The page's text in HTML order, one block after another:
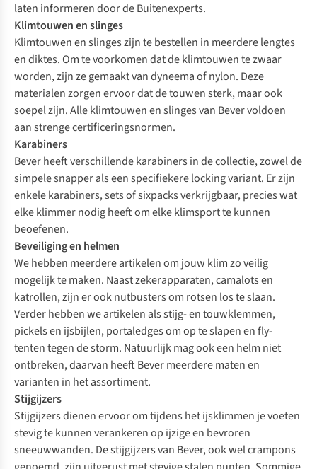
laten informeren door de Buitenexperts.
Klimtouwen en slinges
Klimtouwen en slinges zijn te bestellen in meerdere lengtes
en diktes. Om te voorkomen dat de klimtouwen te zwaar
worden, zijn ze gemaakt van dyneema of nylon. Deze
materialen zorgen ervoor dat de touwen sterk, maar ook
soepel zijn. Alle klimtouwen en slinges van Bever voldoen
aan strenge certificeringsnormen.
Karabiners
Bever heeft verschillende karabiners in de collectie, zowel de
simpele snapper als een specifiekere locking variant. Er zijn
enkele karabiners, sets of sixpacks verkrijgbaar, precies wat
elke klimmer nodig heeft om elke klimsport te kunnen
beoefenen.
Beveiliging en helmen
We hebben meerdere artikelen om jouw klim zo veilig
mogelijk te maken. Naast zekerapparaten, camalots en
katrollen, zijn er ook nutbusters om rotsen los te slaan.
Verder hebben we artikelen als stijg- en touwklemmen,
pickels en ijsbijlen, portaledges om op te slapen en fly-
tenten tegen de storm. Natuurlijk mag ook een helm niet
ontbreken, daarvan heeft Bever meerdere maten en
varianten in het assortiment.
Stijgijzers
Stijgijzers dienen ervoor om tijdens het ijsklimmen je voeten
stevig te kunnen verankeren op ijzige en bevroren
sneeuwwanden. De stijgijzers van Bever, ook wel crampons